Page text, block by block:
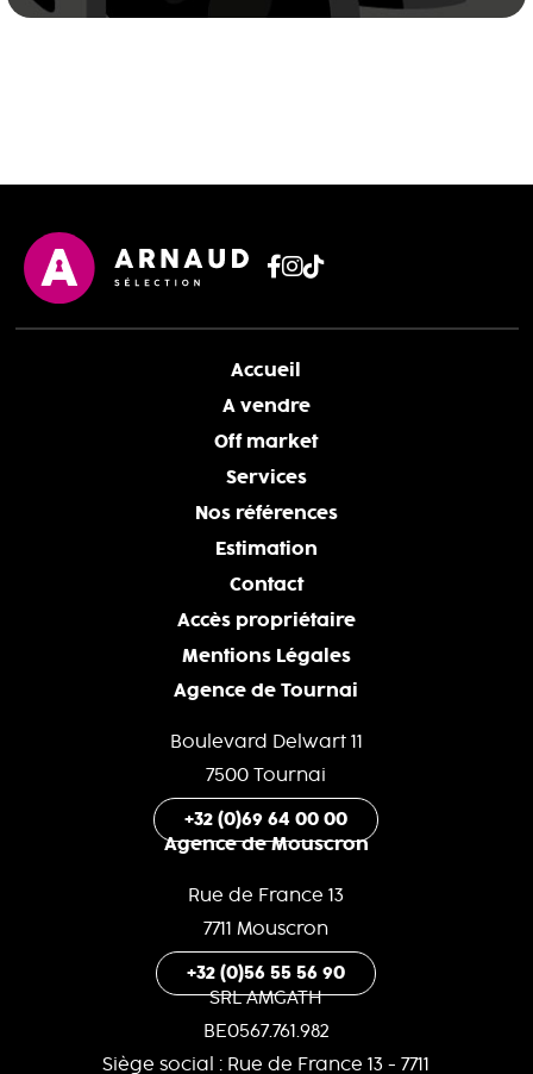
Accueil
A vendre
Off market
Services
Nos références
Estimation
Contact
Accès propriétaire
Mentions Légales
Agence de Tournai
Boulevard Delwart 11
7500 Tournai
+32 (0)69 64 00 00
Agence de Mouscron
Rue de France 13
7711 Mouscron
+32 (0)56 55 56 90
SRL AMGATH
BE0567.761.982
Siège social : Rue de France 13 - 7711